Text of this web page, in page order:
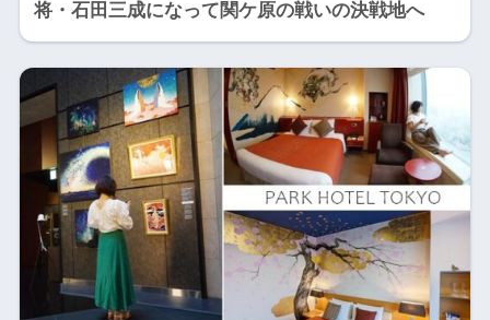
将・石田三成になって関ケ原の戦いの決戦地へ